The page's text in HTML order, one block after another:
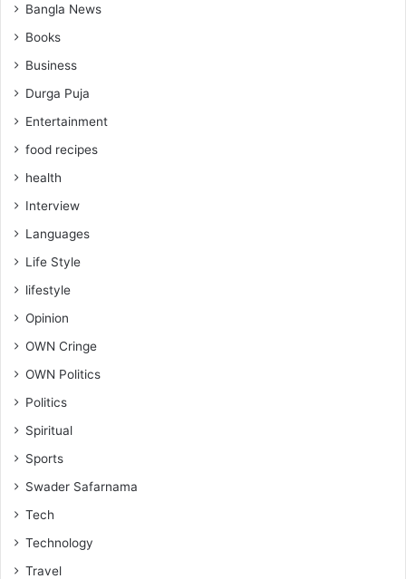
Bangla News
Books
Business
Durga Puja
Entertainment
food recipes
health
Interview
Languages
Life Style
lifestyle
Opinion
OWN Cringe
OWN Politics
Politics
Spiritual
Sports
Swader Safarnama
Tech
Technology
Travel